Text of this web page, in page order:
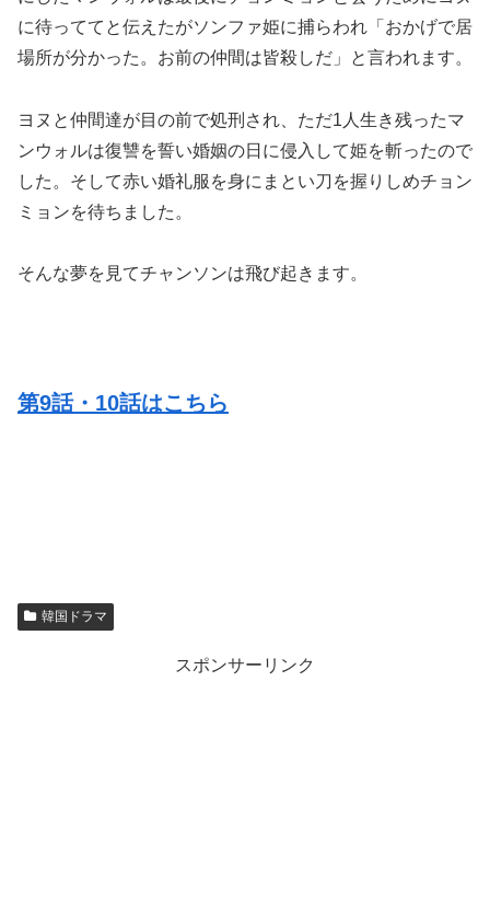
に待っててと伝えたがソンファ姫に捕らわれ「おかげで居
場所が分かった。お前の仲間は皆殺しだ」と言われます。
ヨヌと仲間達が目の前で処刑され、ただ1人生き残ったマ
ンウォルは復讐を誓い婚姻の日に侵入して姫を斬ったので
した。そして赤い婚礼服を身にまとい刀を握りしめチョン
ミョンを待ちました。
そんな夢を見てチャンソンは飛び起きます。
第9話・10話はこちら
韓国ドラマ
スポンサーリンク